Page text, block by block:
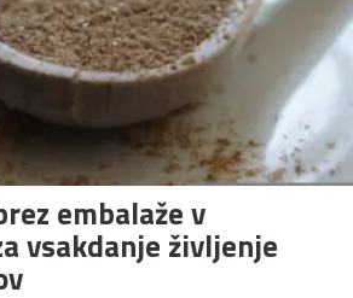
embalaže v
vsakdanje življenje